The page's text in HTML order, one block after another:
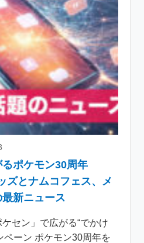
ポケモン30周年
ズとナムコフェス、メ
新ニュース
セン」で広がる“でかけ
ペーン ポケモン30周年を